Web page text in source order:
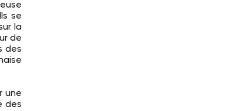
se
la
de
des
une
des